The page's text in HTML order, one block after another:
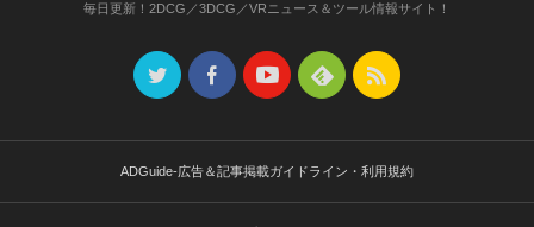
毎日更新！2DCG／3DCG／VRニュース＆ツール情報サイト！
ADGuide-広告＆記事掲載ガイドライン・利用規約